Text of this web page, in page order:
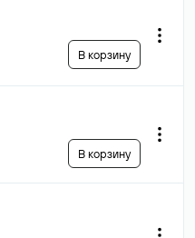
В корзину
В корзину